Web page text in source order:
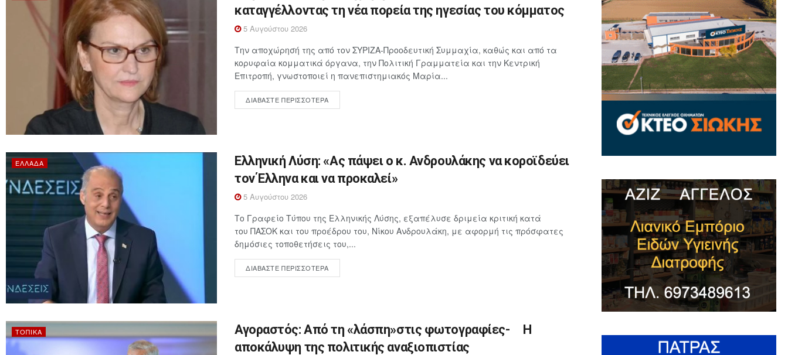
καταγγέλλοντας τη νέα πορεία της ηγεσίας του κόμματος
5 Αυγούστου 2026
Την αποχώρησή της από τον ΣΥΡΙΖΑ-Προοδευτική Συμμαχία, καθώς και από τα
κορυφαία κομματικά όργανα, την Πολιτική Γραμματεία και την Κεντρική
Επιτροπή, γνωστοποιεί η πανεπιστημιακός Μαρία...
ΔΙΑΒΆΣΤΕ ΠΕΡΙΣΣΌΤΕΡΑ
ΕΛΛΆΔΑ
Ελληνική Λύση: «Ας πάψει ο κ. Ανδρουλάκης να κοροϊδεύει
τον Έλληνα και να προκαλεί»
5 Αυγούστου 2026
Το Γραφείο Τύπου της Ελληνικής Λύσης, εξαπέλυσε δριμεία κριτική κατά
του ΠΑΣΟΚ και του προέδρου του, Νίκου Ανδρουλάκη, με αφορμή τις πρόσφατες
δημόσιες τοποθετήσεις του,...
ΔΙΑΒΆΣΤΕ ΠΕΡΙΣΣΌΤΕΡΑ
ΤΟΠΙΚΆ
Αγοραστός: Από τη «λάσπη»στις φωτογραφίες- Η
αποκάλυψη της πολιτικής αναξιοπιστίας